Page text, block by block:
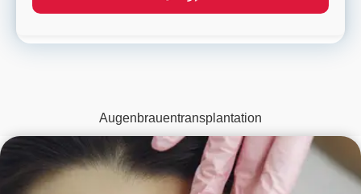
Augenbrauentransplantation